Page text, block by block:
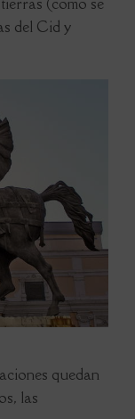
del Cid y
quedan
las